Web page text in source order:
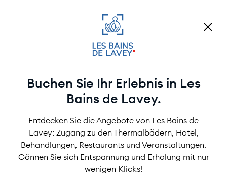
Buchen Sie Ihr Erlebnis in Les
Bains de Lavey.
Entdecken Sie die Angebote von Les Bains de
Lavey: Zugang zu den Thermalbädern, Hotel,
Behandlungen, Restaurants und Veranstaltungen.
Gönnen Sie sich Entspannung und Erholung mit nur
wenigen Klicks!